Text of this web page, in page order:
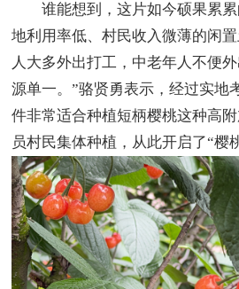
谁能想到，这片如今硕果累累
地利用率低、村民收入微薄的闲
人大多外出打工，中老年人不便
源单一。”骆贤勇表示，经过实地
件非常适合种植短柄樱桃这种高
员村民集体种植，从此开启了“樱